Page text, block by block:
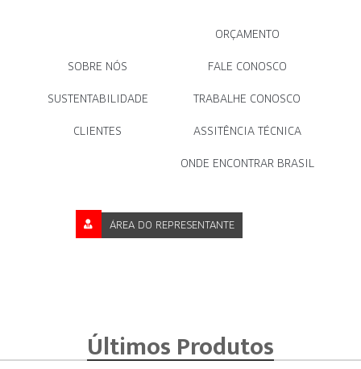
SOBRE NÓS
SUSTENTABILIDADE
CLIENTES
ORÇAMENTO
FALE CONOSCO
TRABALHE CONOSCO
ASSITÊNCIA TÉCNICA
ONDE ENCONTRAR BRASIL
ÁREA DO REPRESENTANTE
Últimos Produtos